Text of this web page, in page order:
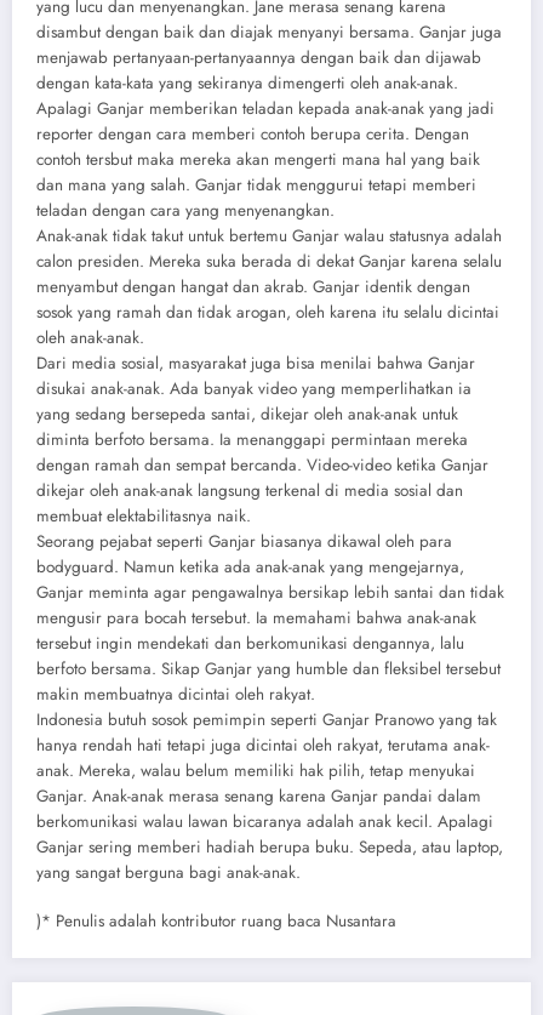
yang lucu dan menyenangkan. Jane merasa senang karena
disambut dengan baik dan diajak menyanyi bersama. Ganjar juga
menjawab pertanyaan-pertanyaannya dengan baik dan dijawab
dengan kata-kata yang sekiranya dimengerti oleh anak-anak.
Apalagi Ganjar memberikan teladan kepada anak-anak yang jadi
reporter dengan cara memberi contoh berupa cerita. Dengan
contoh tersbut maka mereka akan mengerti mana hal yang baik
dan mana yang salah. Ganjar tidak menggurui tetapi memberi
teladan dengan cara yang menyenangkan.
Anak-anak tidak takut untuk bertemu Ganjar walau statusnya adalah
calon presiden. Mereka suka berada di dekat Ganjar karena selalu
menyambut dengan hangat dan akrab. Ganjar identik dengan
sosok yang ramah dan tidak arogan, oleh karena itu selalu dicintai
oleh anak-anak.
Dari media sosial, masyarakat juga bisa menilai bahwa Ganjar
disukai anak-anak. Ada banyak video yang memperlihatkan ia
yang sedang bersepeda santai, dikejar oleh anak-anak untuk
diminta berfoto bersama. Ia menanggapi permintaan mereka
dengan ramah dan sempat bercanda. Video-video ketika Ganjar
dikejar oleh anak-anak langsung terkenal di media sosial dan
membuat elektabilitasnya naik.
Seorang pejabat seperti Ganjar biasanya dikawal oleh para
bodyguard. Namun ketika ada anak-anak yang mengejarnya,
Ganjar meminta agar pengawalnya bersikap lebih santai dan tidak
mengusir para bocah tersebut. Ia memahami bahwa anak-anak
tersebut ingin mendekati dan berkomunikasi dengannya, lalu
berfoto bersama. Sikap Ganjar yang humble dan fleksibel tersebut
makin membuatnya dicintai oleh rakyat.
Indonesia butuh sosok pemimpin seperti Ganjar Pranowo yang tak
hanya rendah hati tetapi juga dicintai oleh rakyat, terutama anak-
anak. Mereka, walau belum memiliki hak pilih, tetap menyukai
Ganjar. Anak-anak merasa senang karena Ganjar pandai dalam
berkomunikasi walau lawan bicaranya adalah anak kecil. Apalagi
Ganjar sering memberi hadiah berupa buku. Sepeda, atau laptop,
yang sangat berguna bagi anak-anak.
)* Penulis adalah kontributor ruang baca Nusantara